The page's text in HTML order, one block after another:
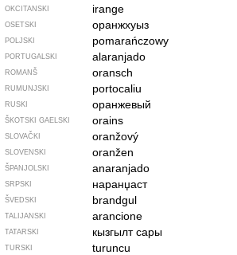
OKCITANSKI irange
OSETSKI оранжхуыз
POLJSKI pomarańczowy
PORTUGALSKI alaranjado
ROMANŠ oransch
RUMUNJSKI portocaliu
RUSKI оранжевый
ŠKOTSKI GAELSKI orains
SLOVAČKI oranžový
SLOVENSKI oranžen
ŠPANJOLSKI anaranjado
SRPSKI наранџаст
ŠVEDSKI brandgul
TALIJANSKI arancione
TATARSKI кызгылт сары
TURSKI turuncu